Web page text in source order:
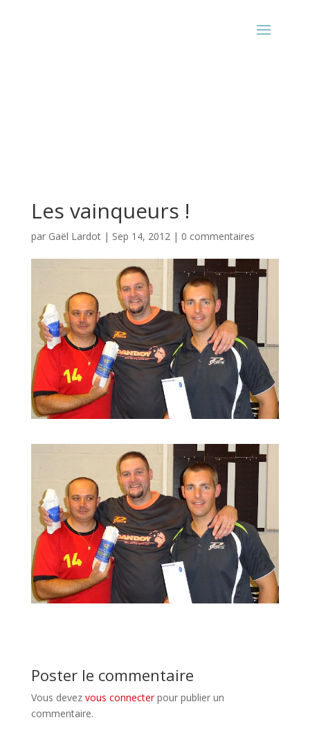
Les vainqueurs !
par Gaël Lardot| Sep 14, 2012| 0 commentaires
Poster le commentaire
Vous devez vous connecterpour publier un
commentaire.